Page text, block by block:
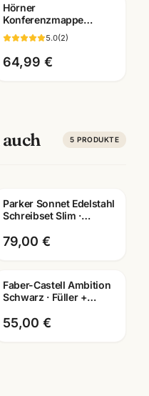
Hörner
Konferenzmappe
Echtleder ·
verschiedene
Ausfuehrungen ·
Bueroausstattung
5.0(2)
64,99 €
5 PRODUKTE
Gravur
Parker Sonnet Edelstahl
Schreibset Slim ·
Kugelschreiber · G.C.
79,00 €
Faber-Castell Ambition
Schwarz · Füller +
Kugelschreiber · mit
Lasergravur
55,00 €